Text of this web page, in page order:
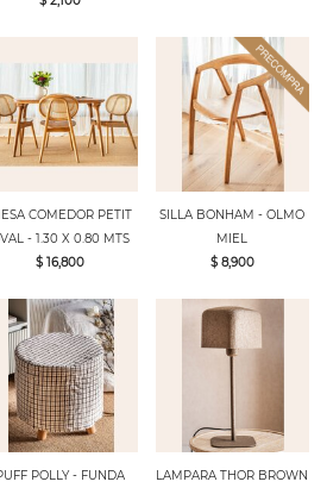
COMEDOR PETIT
- 1.30 X 0.80 MTS
$ 16,800
SILLA BONHAM - OLMO
MIEL
$ 8,900
POLLY - FUNDA
LAMPARA THOR BROWN